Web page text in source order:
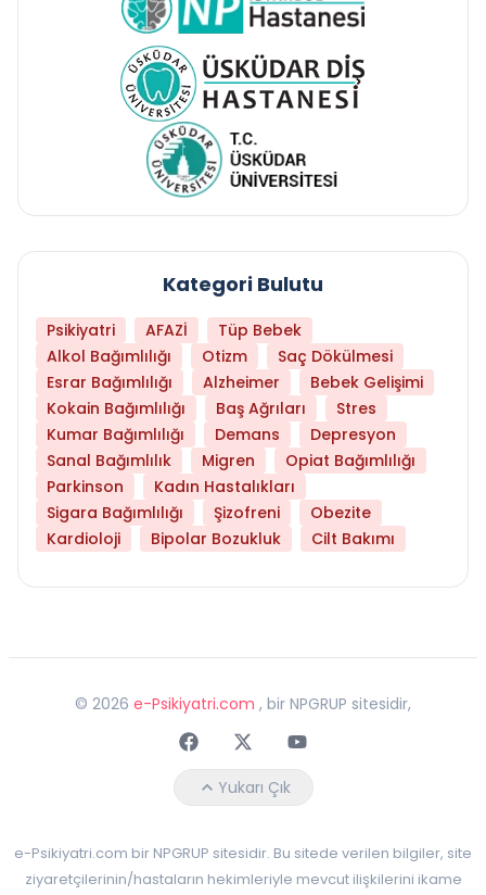
Kategori Bulutu
Psikiyatri AFAZİ
Tüp Bebek
Alkol Bağımlılığı
Otizm
Saç Dökülmesi
Esrar Bağımlılığı
Alzheimer
Bebek Gelişimi
Kokain Bağımlılığı
Baş Ağrıları
Stres
Kumar Bağımlılığı
Demans
Depresyon
Sanal Bağımlılık
Migren
Opiat Bağımlılığı
Parkinson
Kadın Hastalıkları
Sigara Bağımlılığı
Şizofreni
Obezite
Kardioloji
Bipolar Bozukluk Cilt Bakımı
© 2026 e-Psikiyatri.com , bir NPGRUP sitesidir,
FaceebokTwitterYoutube
Yukarı Çık
e-Psikiyatri.com bir NPGRUP sitesidir. Bu sitede verilen bilgiler, site
ziyaretçilerinin/hastaların hekimleriyle mevcut ilişkilerini ikame